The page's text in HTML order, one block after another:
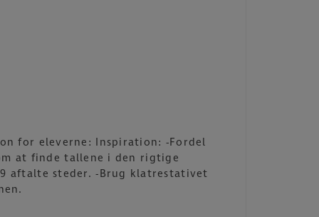
for eleverne: Inspiration: -Fordel
at finde tallene i den rigtige
aftalte steder. -Brug klatrestativet